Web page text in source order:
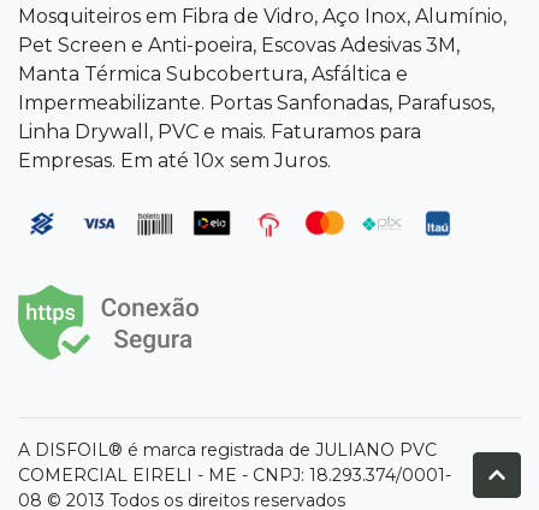
Mosquiteiros em Fibra de Vidro, Aço Inox, Alumínio,
Pet Screen e Anti-poeira, Escovas Adesivas 3M,
Manta Térmica Subcobertura, Asfáltica e
Impermeabilizante. Portas Sanfonadas, Parafusos,
Linha Drywall, PVC e mais. Faturamos para
Empresas. Em até 10x sem Juros.
A DISFOIL® é marca registrada de JULIANO PVC
COMERCIAL EIRELI - ME - CNPJ: 18.293.374/0001-
08 © 2013 Todos os direitos reservados